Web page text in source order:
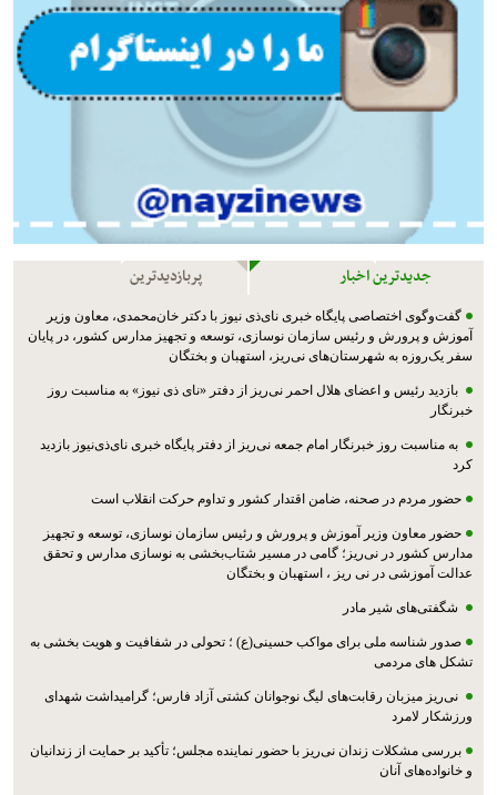
جدیدترین اخبار پربازدیدترین
گفت‌وگوی اختصاصی پایگاه خبری نای‌ذی نیوز با دکتر خان‌محمدی، معاون وزیر
آموزش و پرورش و رئیس سازمان نوسازی، توسعه و تجهیز مدارس کشور، در پایان
سفر یک‌روزه به شهرستان‌های نی‌ریز، استهبان و بختگان
بازدید رئیس و اعضای هلال احمر نی‌ریز از دفتر «نای ذی نیوز» به مناسبت روز
خبرنگار
به مناسبت روز خبرنگار امام جمعه نی‌ریز از دفتر پایگاه خبری نای‌ذی‌نیوز بازدید
کرد
حضور مردم در صحنه، ضامن اقتدار کشور و تداوم حرکت انقلاب است
حضور معاون وزیر آموزش و پرورش و رئیس سازمان نوسازی، توسعه و تجهیز
مدارس کشور در نی‌ریز؛ گامی در مسیر شتاب‌بخشی به نوسازی مدارس و تحقق
عدالت آموزشی در نی ریز ، استهبان و بختگان
شگفتی‌های شیر مادر
صدور شناسه ملی برای مواکب حسینی(ع) ؛ تحولی در شفافیت و هویت بخشی به
تشکل های مردمی
نی‌ریز میزبان رقابت‌های لیگ نوجوانان کشتی آزاد فارس؛ گرامیداشت شهدای
ورزشکار لامرد
بررسی مشکلات زندان نی‌ریز با حضور نماینده مجلس؛ تأکید بر حمایت از زندانیان
و خانواده‌های آنان